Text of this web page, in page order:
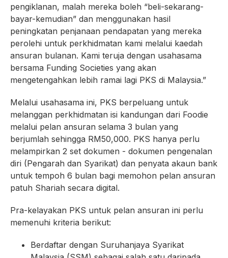
pengiklanan, malah mereka boleh “beli-sekarang-
bayar-kemudian” dan menggunakan hasil
peningkatan penjanaan pendapatan yang mereka
perolehi untuk perkhidmatan kami melalui kaedah
ansuran bulanan. Kami teruja dengan usahasama
bersama Funding Societies yang akan
mengetengahkan lebih ramai lagi PKS di Malaysia.”
Melalui usahasama ini, PKS berpeluang untuk
melanggan perkhidmatan isi kandungan dari Foodie
melalui pelan ansuran selama 3 bulan yang
berjumlah sehingga RM50,000. PKS hanya perlu
melampirkan 2 set dokumen - dokumen pengenalan
diri (Pengarah dan Syarikat) dan penyata akaun bank
untuk tempoh 6 bulan bagi memohon pelan ansuran
patuh Shariah secara digital.
Pra-kelayakan PKS untuk pelan ansuran ini perlu
memenuhi kriteria berikut:
Berdaftar dengan Suruhanjaya Syarikat